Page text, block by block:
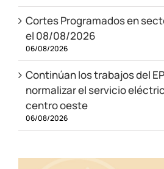
Cortes Programados en
el 08/08/2026
06/08/2026
Continúan los trabajos del
normalizar el servicio
centro oeste
06/08/2026